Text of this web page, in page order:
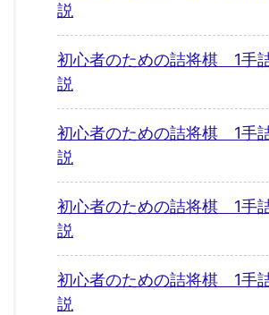
説
初心者のための詰将棋 1手
説
初心者のための詰将棋 1手
説
初心者のための詰将棋 1手
説
初心者のための詰将棋 1手
説